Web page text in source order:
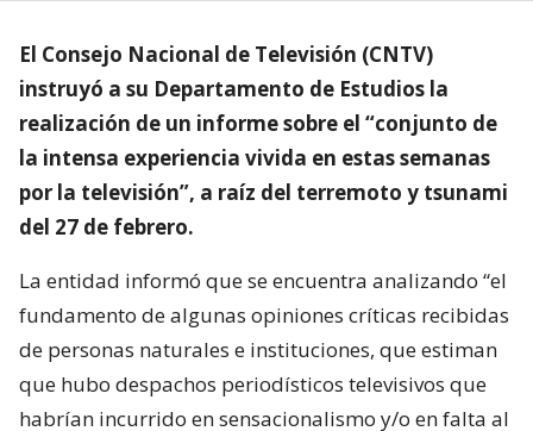
El Consejo Nacional de Televisión (CNTV)
instruyó a su Departamento de Estudios la
realización de un informe sobre el “conjunto de
la intensa experiencia vivida en estas semanas
por la televisión”, a raíz del terremoto y tsunami
del 27 de febrero.
La entidad informó que se encuentra analizando “el
fundamento de algunas opiniones críticas recibidas
de personas naturales e instituciones, que estiman
que hubo despachos periodísticos televisivos que
habrían incurrido en sensacionalismo y/o en falta al